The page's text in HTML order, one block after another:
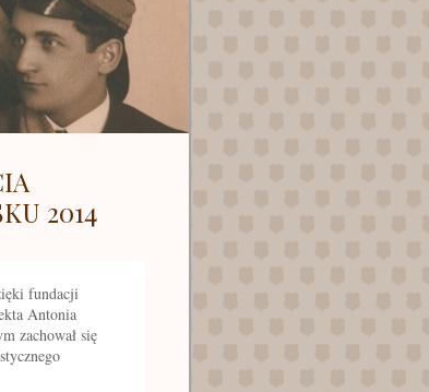
2014
fundacji
Antonia
zachował się